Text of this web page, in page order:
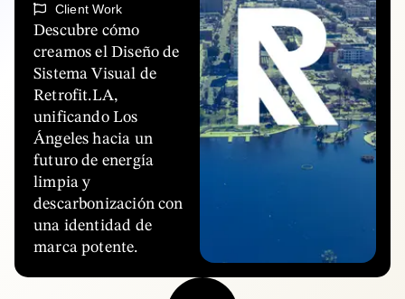
Client Work
Descubre cómo
creamos el Diseño de
Sistema Visual de
Retrofit.LA,
unificando Los
Ángeles hacia un
futuro de energía
limpia y
descarbonización con
una identidad de
marca potente.